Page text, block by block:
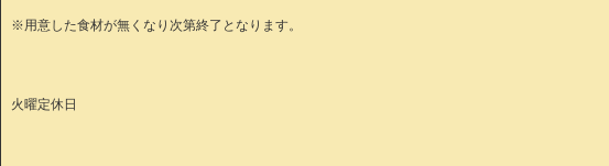
※用意した食材が無くなり次第終了となります。
火曜定休日